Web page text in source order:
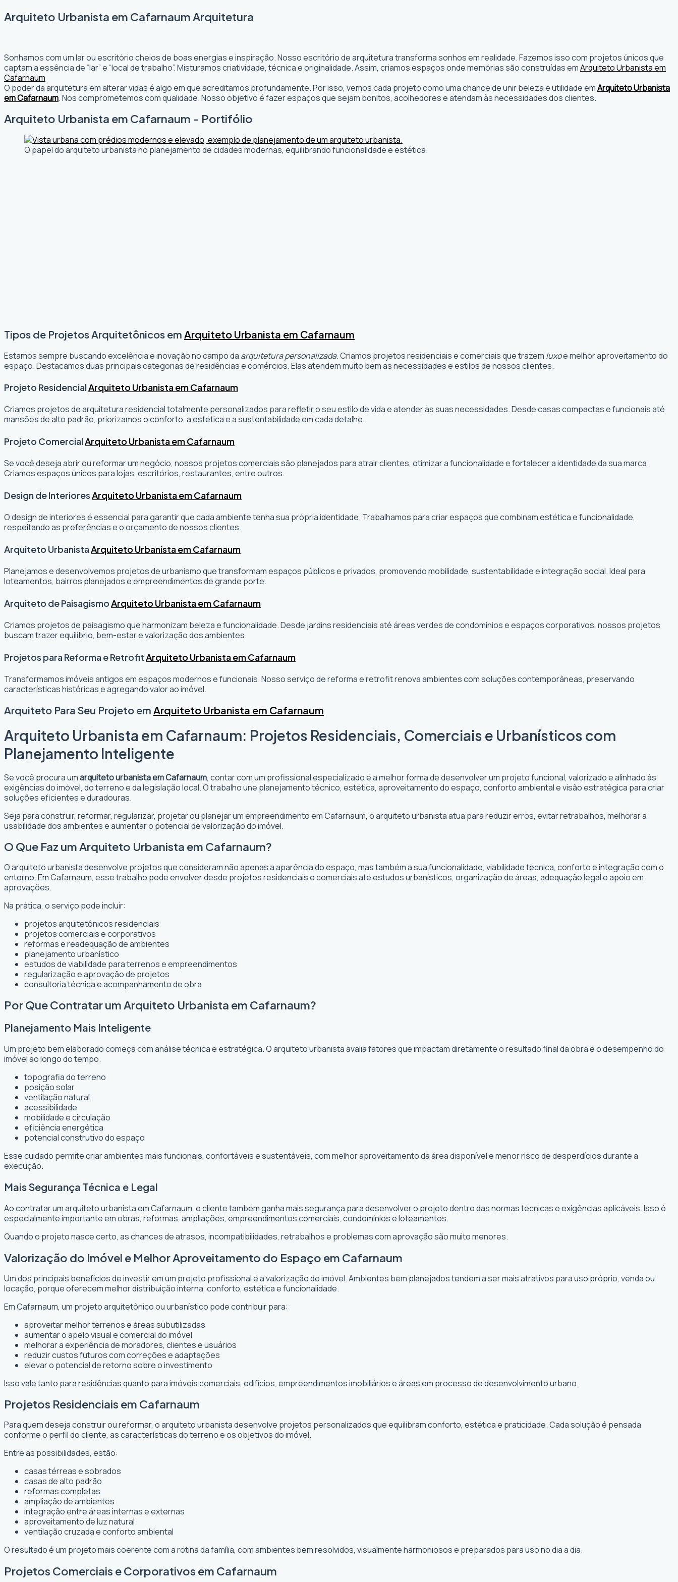
Arquiteto Urbanista em Cafarnaum Arquitetura
Sonhamos com um lar ou escritório cheios de boas energias e inspiração. Nosso escritório de arquitetura transforma sonhos em realidade. Fazemos isso com projetos únicos que
captam a essência de “lar” e “local de trabalho”. Misturamos criatividade, técnica e originalidade. Assim, criamos espaços onde memórias são construídas emArquiteto Urbanista em
Cafarnaum
O poder da arquitetura em alterar vidas é algo em que acreditamos profundamente. Por isso, vemos cada projeto como uma chance de unir beleza e utilidade emArquiteto Urbanista
em Cafarnaum. Nos comprometemos com qualidade. Nosso objetivo é fazer espaços que sejam bonitos, acolhedores e atendam às necessidades dos clientes.
Arquiteto Urbanista em Cafarnaum - Portifólio
O papel do arquiteto urbanista no planejamento de cidades modernas, equilibrando funcionalidade e estética.
Tipos de Projetos Arquitetônicos em Arquiteto Urbanista em Cafarnaum
Estamos sempre buscando excelência e inovação no campo da arquitetura personalizada. Criamos projetos residenciais e comerciais que trazem luxoe melhor aproveitamento do
espaço. Destacamos duas principais categorias de residências e comércios. Elas atendem muito bem as necessidades e estilos de nossos clientes.
Projeto ResidencialArquiteto Urbanista em Cafarnaum
Criamos projetos de arquitetura residencial totalmente personalizados para refletir o seu estilo de vida e atender às suas necessidades. Desde casas compactas e funcionais até
mansões de alto padrão, priorizamos o conforto, a estética e a sustentabilidade em cada detalhe.
Projeto ComercialArquiteto Urbanista em Cafarnaum
Se você deseja abrir ou reformar um negócio, nossos projetos comerciais são planejados para atrair clientes, otimizar a funcionalidade e fortalecer a identidade da sua marca.
Criamos espaços únicos para lojas, escritórios, restaurantes, entre outros.
Design de InterioresArquiteto Urbanista em Cafarnaum
O design de interiores é essencial para garantir que cada ambiente tenha sua própria identidade. Trabalhamos para criar espaços que combinam estética e funcionalidade,
respeitando as preferências e o orçamento de nossos clientes.
Arquiteto UrbanistaArquiteto Urbanista em Cafarnaum
Planejamos e desenvolvemos projetos de urbanismo que transformam espaços públicos e privados, promovendo mobilidade, sustentabilidade e integração social. Ideal para
loteamentos, bairros planejados e empreendimentos de grande porte.
Arquiteto de PaisagismoArquiteto Urbanista em Cafarnaum
Criamos projetos de paisagismo que harmonizam beleza e funcionalidade. Desde jardins residenciais até áreas verdes de condomínios e espaços corporativos, nossos projetos
buscam trazer equilíbrio, bem-estar e valorização dos ambientes.
Projetos para Reforma e RetrofitArquiteto Urbanista em Cafarnaum
Transformamos imóveis antigos em espaços modernos e funcionais. Nosso serviço de reforma e retrofit renova ambientes com soluções contemporâneas, preservando
características históricas e agregando valor ao imóvel.
Arquiteto Para Seu Projeto em Arquiteto Urbanista em Cafarnaum
Arquiteto Urbanista em Cafarnaum: Projetos Residenciais, Comerciais e Urbanísticos com
Planejamento Inteligente
Se você procura umarquiteto urbanista em Cafarnaum, contar com um profissional especializado é a melhor forma de desenvolver um projeto funcional, valorizado e alinhado às
exigências do imóvel, do terreno e da legislação local. O trabalho une planejamento técnico, estética, aproveitamento do espaço, conforto ambiental e visão estratégica para criar
soluções eficientes e duradouras.
Seja para construir, reformar, regularizar, projetar ou planejar um empreendimento em Cafarnaum, o arquiteto urbanista atua para reduzir erros, evitar retrabalhos, melhorar a
usabilidade dos ambientes e aumentar o potencial de valorização do imóvel.
O Que Faz um Arquiteto Urbanista em Cafarnaum?
O arquiteto urbanista desenvolve projetos que consideram não apenas a aparência do espaço, mas também a sua funcionalidade, viabilidade técnica, conforto e integração com o
entorno. Em Cafarnaum, esse trabalho pode envolver desde projetos residenciais e comerciais até estudos urbanísticos, organização de áreas, adequação legal e apoio em
aprovações.
Na prática, o serviço pode incluir:
projetos arquitetônicos residenciais
projetos comerciais e corporativos
reformas e readequação de ambientes
planejamento urbanístico
estudos de viabilidade para terrenos e empreendimentos
regularização e aprovação de projetos
consultoria técnica e acompanhamento de obra
Por Que Contratar um Arquiteto Urbanista em Cafarnaum?
Planejamento Mais Inteligente
Um projeto bem elaborado começa com análise técnica e estratégica. O arquiteto urbanista avalia fatores que impactam diretamente o resultado final da obra e o desempenho do
imóvel ao longo do tempo.
topografia do terreno
posição solar
ventilação natural
acessibilidade
mobilidade e circulação
eficiência energética
potencial construtivo do espaço
Esse cuidado permite criar ambientes mais funcionais, confortáveis e sustentáveis, com melhor aproveitamento da área disponível e menor risco de desperdícios durante a
execução.
Mais Segurança Técnica e Legal
Ao contratar um arquiteto urbanista em Cafarnaum, o cliente também ganha mais segurança para desenvolver o projeto dentro das normas técnicas e exigências aplicáveis. Isso é
especialmente importante em obras, reformas, ampliações, empreendimentos comerciais, condomínios e loteamentos.
Quando o projeto nasce certo, as chances de atrasos, incompatibilidades, retrabalhos e problemas com aprovação são muito menores.
Valorização do Imóvel e Melhor Aproveitamento do Espaço em Cafarnaum
Um dos principais benefícios de investir em um projeto profissional é a valorização do imóvel. Ambientes bem planejados tendem a ser mais atrativos para uso próprio, venda ou
locação, porque oferecem melhor distribuição interna, conforto, estética e funcionalidade.
Em Cafarnaum, um projeto arquitetônico ou urbanístico pode contribuir para:
aproveitar melhor terrenos e áreas subutilizadas
aumentar o apelo visual e comercial do imóvel
melhorar a experiência de moradores, clientes e usuários
reduzir custos futuros com correções e adaptações
elevar o potencial de retorno sobre o investimento
Isso vale tanto para residências quanto para imóveis comerciais, edifícios, empreendimentos imobiliários e áreas em processo de desenvolvimento urbano.
Projetos Residenciais em Cafarnaum
Para quem deseja construir ou reformar, o arquiteto urbanista desenvolve projetos personalizados que equilibram conforto, estética e praticidade. Cada solução é pensada
conforme o perfil do cliente, as características do terreno e os objetivos do imóvel.
Entre as possibilidades, estão:
casas térreas e sobrados
casas de alto padrão
reformas completas
ampliação de ambientes
integração entre áreas internas e externas
aproveitamento de luz natural
ventilação cruzada e conforto ambiental
O resultado é um projeto mais coerente com a rotina da família, com ambientes bem resolvidos, visualmente harmoniosos e preparados para uso no dia a dia.
Projetos Comerciais e Corporativos em Cafarnaum